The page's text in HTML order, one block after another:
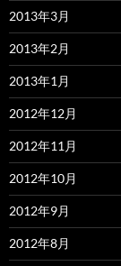
2013年3月
2013年2月
2013年1月
2012年12月
2012年11月
2012年10月
2012年9月
2012年8月